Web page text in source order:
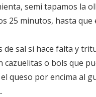
semi tapamos la
25 minutos, hasta que
de sal si hace falta y
cazuelitas o bols que
queso por encima al